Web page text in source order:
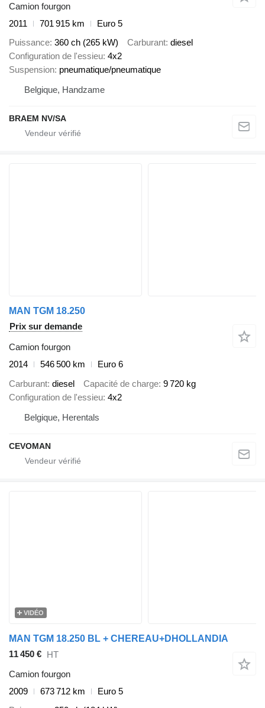
Camion fourgon
2011
701 915 km
Euro 5
Puissance 360 ch (265 kW) Carburant diesel
Configuration de l'essieu 4x2
Suspension pneumatique/pneumatique
Belgique, Handzame
BRAEM NV/SA
MAN TGM 18.250
Prix sur demande
Camion fourgon
2014
546 500 km
Euro 6
Carburant diesel Capacité de charge 9 720 kg
Configuration de l'essieu 4x2
Belgique, Herentals
CEVOMAN
VIDÉO
MAN TGM 18.250 BL + CHEREAU+DHOLLANDIA
11 450 € HT
Camion fourgon
2009
673 712 km
Euro 5